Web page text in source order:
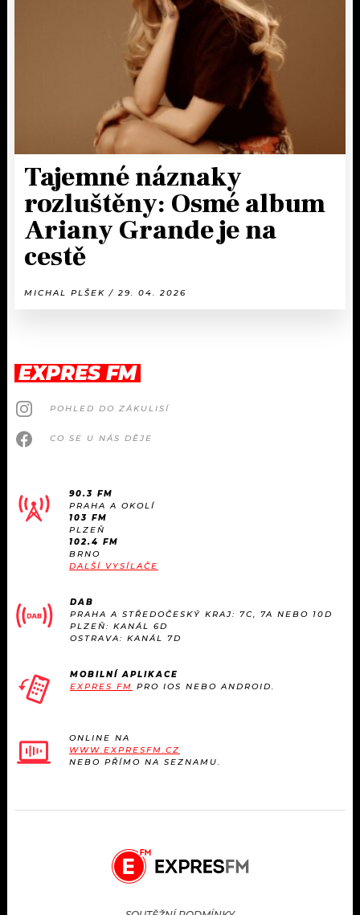
Tajemné náznaky
rozluštěny: Osmé album
Ariany Grande je na
cestě
MICHAL PLŠEK / 29. 04. 2026
EXPRES FM
POHLED DO ZÁKULISÍ
CO SE U NÁS DĚJE
90.3 FM
PRAHA A OKOLÍ
103 FM
PLZEŇ
102.4 FM
BRNO
DALŠÍ VYSÍLAČE
DAB
PRAHA A STŘEDOČESKÝ KRAJ: 7C, 7A NEBO 10D
PLZEŇ: KANÁL 6D
OSTRAVA: KANÁL 7D
MOBILNÍ APLIKACE
EXPRES FM PRO IOS NEBO ANDROID.
ONLINE NA
WWW.EXPRESFM.CZ
NEBO PŘÍMO NA SEZNAMU.